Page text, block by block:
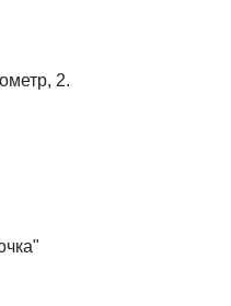
2.